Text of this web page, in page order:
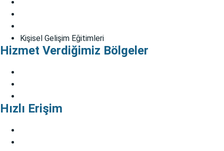
Kişisel Gelişim Eğitimleri
Hizmet Verdiğimiz Bölgeler
Hızlı Erişim